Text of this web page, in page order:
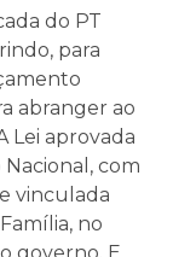
do PT
para
abranger ao
Lei aprovada
Nacional, com
vinculada
no